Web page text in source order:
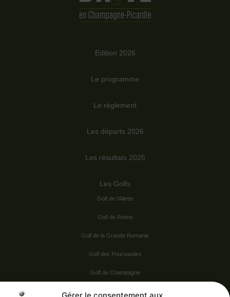
Gérer le consentement aux
Edition 2026
Le programme
Le règlement
Les départs 2026
Les résultats 2025
Les Golfs
Golf de l’Ailette
Golf de Reims
Golf de la Grande Romanie
Golf des Poursaudes
Golf de Champagne